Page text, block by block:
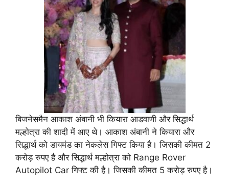
बिजनेसमैन आकाश अंबानी भी कियारा आडवाणी और सिद्धार्थ
मल्होत्रा की शादी में आए थे। आकाश अंबानी ने कियारा और
सिद्धार्थ को डायमंड का नेकलेस गिफ्ट किया है। जिसकी कीमत 2
करोड़ रुपए है और सिद्धार्थ मल्होत्रा को Range Rover
Autopilot Car गिफ्ट की है। जिसकी कीमत 5 करोड़ रुपए है।